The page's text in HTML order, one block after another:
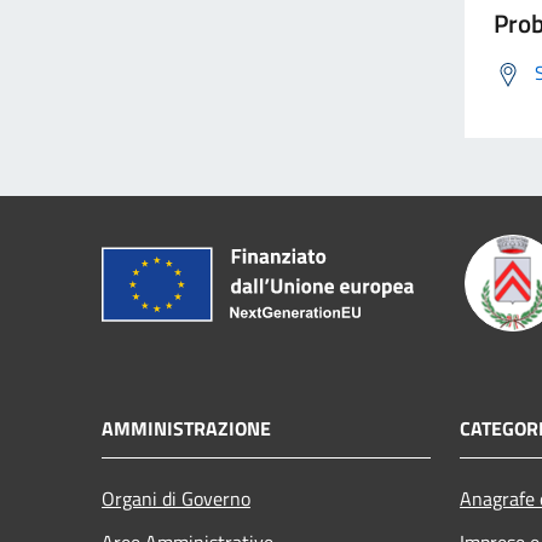
AMMINISTRAZIONE
Organi di Governo